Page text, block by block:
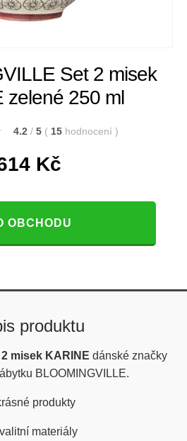
Set 2 misek
zelené 250 ml
4.2 / 5 ( 15 hodnocení )
Kč
OBCHODU
produktu
misek KARINE dánské značky
BLOOMINGVILLE.
produkty
materiály